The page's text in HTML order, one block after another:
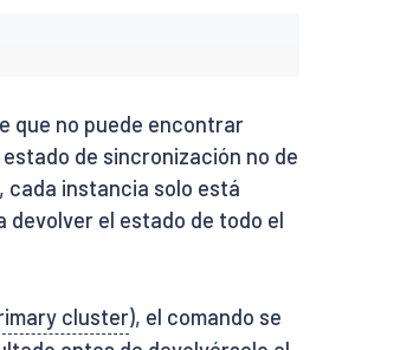
que no puede encontrar
de sincronización no de
cada instancia solo está
devolver el estado de todo el
cluster), el comando se